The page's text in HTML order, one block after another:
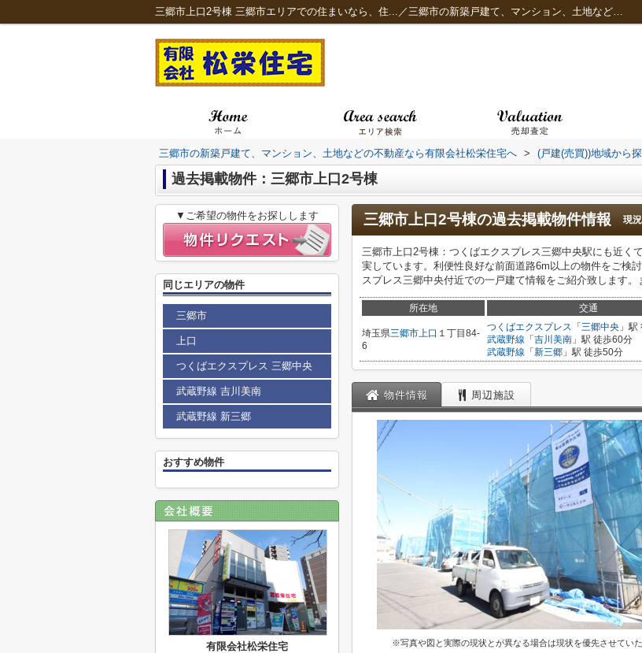
三郷市上口2号棟 三郷市エリアでの住まいなら、住...／三郷市の新築戸建て、マンション、土地などの不動産なら有限会社松栄住宅へ
三郷市の新築戸建て、マンション、土地などの不動産なら有限会社松栄住宅へ > (戸建(売買))地域から
過去掲載物件：三郷市上口2号棟
三郷市上口2号棟の過去掲載物件情報 現
三郷市上口2号棟：つくばエクスプレス三郷中央駅にも近く
実しています。利便性良好な前面道路6m以上の物件をご検
スプレス三郷中央付近での一戸建て情報をご紹介致します。
所在地 交通
埼玉県三郷市上口 １丁目84-
6
つくばエクスプレス 「 三郷中央 」
武蔵野線 「 吉川美南 」駅 徒歩60分
武蔵野線 「 新三郷 」駅 徒歩50分
物件情報 周辺施設
※写真や図と実際の現状とが異なる場合は現状を優先させてい
▼ご希望の物件をお探しします
同じエリアの物件
三郷市
上口
つくばエクスプレス 三郷中央
武蔵野線 吉川美南
武蔵野線 新三郷
おすすめ物件
有限会社松栄住宅